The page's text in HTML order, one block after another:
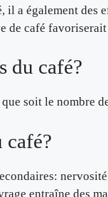
a également
de café
du café?
soit le nombre
café?
entraîne des